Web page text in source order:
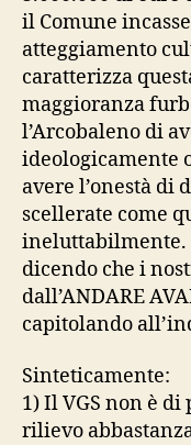
il Comune
atteggiamento
caratterizza
maggioranza
l’Arcobaleno di
ideologicamente
avere l’onestà di
scellerate come
ineluttabilmente.
dicendo che i
dall’ANDARE
capitolando
Sinteticamente:
1) Il VGS non è
rilievo